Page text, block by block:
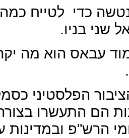
כדי לטייח
שני בניו.
עבאס הוא מה
הפלסטיני
הם התעשרו
הרש"פ ובמדינות